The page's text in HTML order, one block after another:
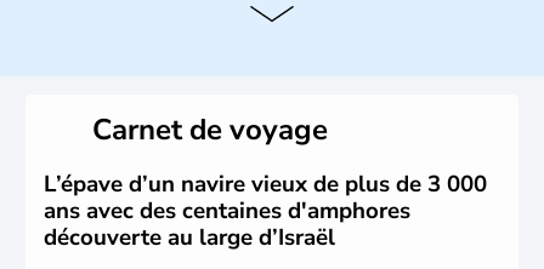
L'Israël est un état de la partie est de la Méditerranée,
vrai essor économique dans le domaine des nouvelles
Carnet de voyage
L’épave d’un navire vieux de plus de 3 000
ans avec des centaines d'amphores
découverte au large d’Israël